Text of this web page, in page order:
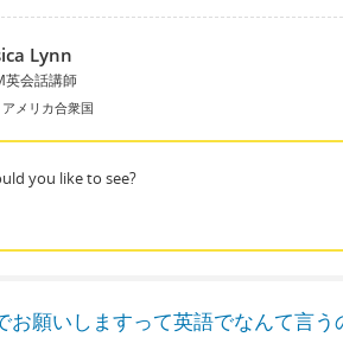
Lynn
英会話講師
アメリカ合衆国
you like to see?
お願いしますって英語でなんて言う